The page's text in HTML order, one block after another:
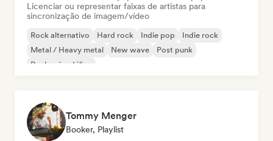
Licenciar ou representar faixas de artistas para
sincronização de imagem/vídeo
Rock alternativo Hard rock Indie pop
Indie rock
Metal / Heavy metal
New wave
Post punk
Rock psicodélico
Tommy Menger
Booker, Playlist